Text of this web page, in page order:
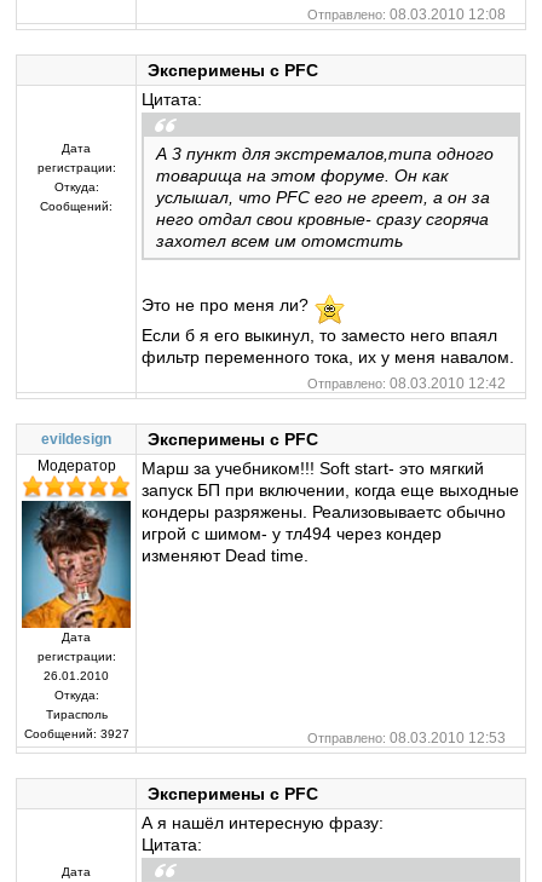
Отправлено: 08.03.2010 12:08
Эксперимены с PFC
Дата
регистрации:
Откуда:
Сообщений:
Цитата:
А 3 пункт для экстремалов,типа одного
товарища на этом форуме. Он как
услышал, что PFC его не греет, а он за
него отдал свои кровные- сразу сгоряча
захотел всем им отомстить
Это не про меня ли?
Если б я его выкинул, то заместо него впаял
фильтр переменного тока, их у меня навалом.
Отправлено: 08.03.2010 12:42
evildesign Эксперимены с PFC
Модератор
Дата
регистрации:
26.01.2010
Откуда:
Тирасполь
Сообщений: 3927
Марш за учебником!!! Soft start- это мягкий
запуск БП при включении, когда еще выходные
кондеры разряжены. Реализовываетс обычно
игрой с шимом- у тл494 через кондер
изменяют Dead time.
Отправлено: 08.03.2010 12:53
Эксперимены с PFC
Дата
А я нашёл интересную фразу:
Цитата: